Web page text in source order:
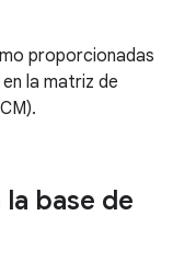
proporcionadas
la matriz de
base de